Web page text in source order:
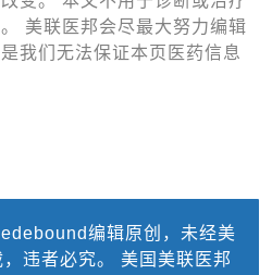
美联医邦会尽最大努力编辑
我们无法保证本页医药信息
编辑原创，未经美
违者必究。 美国美联医邦